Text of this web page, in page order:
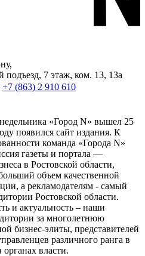
подъезд, 7 этаж, ком. 13, 13а
+7 (863) 2 910 610
«Город N» вышел 25
появился сайт издания. К
команда «Города N»
газеты и портала —
в Ростовской области,
объем качественной
а рекламодателям - самый
Ростовской области.
и актуальность – наши
за многолетнюю
бизнес-элиты, представителей
различного ранга в
власти.